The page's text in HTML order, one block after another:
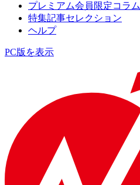
プレミアム会員限定コラム
特集記事セレクション
ヘルプ
PC版を表示